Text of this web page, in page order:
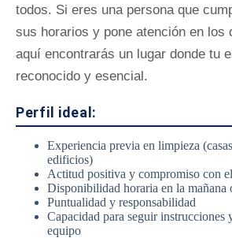
todos. Si eres una persona que
sus horarios y pone atención en los
aquí encontrarás un lugar donde tu
reconocido y esencial.
Perfil ideal:
Experiencia previa en limpieza
edificios)
Actitud positiva y compromiso con
Disponibilidad horaria en la mañana
Puntualidad y responsabilidad
Capacidad para seguir instrucciones
equipo